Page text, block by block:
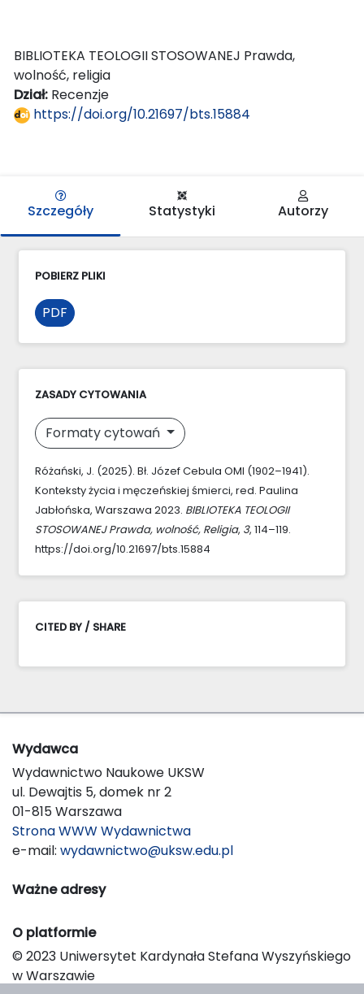
BIBLIOTEKA TEOLOGII STOSOWANEJ Prawda,
wolność, religia
Dział: Recenzje
https://doi.org/10.21697/bts.15884
Szczegóły Statystyki Autorzy
POBIERZ PLIKI
PDF
ZASADY CYTOWANIA
Formaty cytowań
Różański, J. (2025). Bł. Józef Cebula OMI (1902–1941).
Konteksty życia i męczeńskiej śmierci, red. Paulina
Jabłońska, Warszawa 2023. BIBLIOTEKA TEOLOGII
STOSOWANEJ Prawda, wolność, Religia, 3, 114–119.
https://doi.org/10.21697/bts.15884
CITED BY / SHARE
Wydawca
Wydawnictwo Naukowe UKSW
ul. Dewajtis 5, domek nr 2
01-815 Warszawa
Strona WWW Wydawnictwa
e-mail: wydawnictwo@uksw.edu.pl
Ważne adresy
O platformie
© 2023 Uniwersytet Kardynała Stefana Wyszyńskiego
w Warszawie